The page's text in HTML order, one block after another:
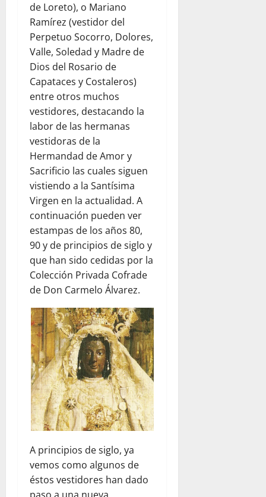
de Loreto), o Mariano
Ramírez (vestidor del
Perpetuo Socorro, Dolores,
Valle, Soledad y Madre de
Dios del Rosario de
Capataces y Costaleros)
entre otros muchos
vestidores, destacando la
labor de las hermanas
vestidoras de la
Hermandad de Amor y
Sacrificio las cuales siguen
vistiendo a la Santísima
Virgen en la actualidad. A
continuación pueden ver
estampas de los años 80,
90 y de principios de siglo y
que han sido cedidas por la
Colección Privada Cofrade
de Don Carmelo Álvarez.
A principios de siglo, ya
vemos como algunos de
éstos vestidores han dado